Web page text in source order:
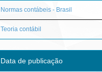
Normas contábeis - Brasil
Teoria contábil
Data de publicação